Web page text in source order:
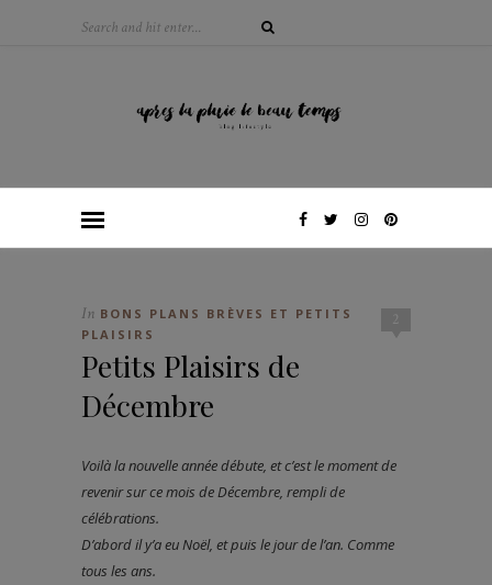
2
In BONS PLANS BRÈVES ET PETITS
PLAISIRS
Petits Plaisirs de
Décembre
Voilà la nouvelle année débute, et c’est le moment de
revenir sur ce mois de Décembre, rempli de
célébrations.
D’abord il y’a eu Noël, et puis le jour de l’an. Comme
tous les ans.